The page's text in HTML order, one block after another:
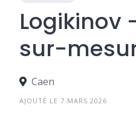
Logikinov
sur-
Caen
AJOUTÉ LE 7 MARS 2026